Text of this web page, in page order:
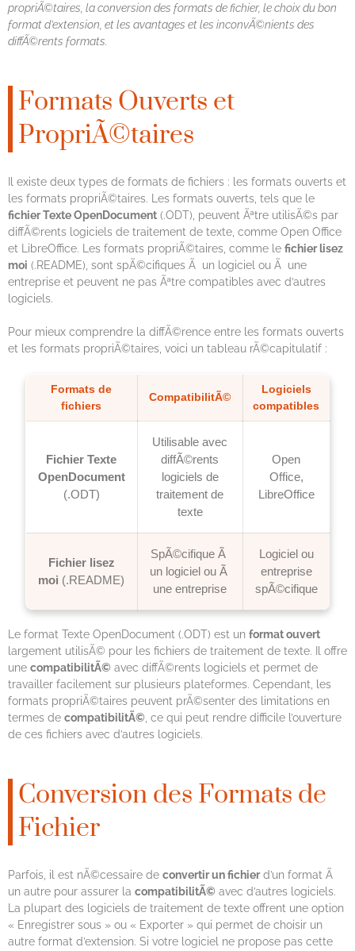
propriÃ©taires, la conversion des formats de fichier, le choix du bon
format d’extension, et les avantages et les inconvÃ©nients des
diffÃ©rents formats.
Formats Ouverts et
PropriÃ©taires
Il existe deux types de formats de fichiers : les formats ouverts et
les formats propriÃ©taires. Les formats ouverts, tels que le
fichier Texte OpenDocument (.ODT), peuvent Ãªtre utilisÃ©s par
diffÃ©rents logiciels de traitement de texte, comme Open Office
et LibreOffice. Les formats propriÃ©taires, comme le fichier lisez
moi (.README), sont spÃ©cifiques Ã un logiciel ou Ã une
entreprise et peuvent ne pas Ãªtre compatibles avec d’autres
logiciels.
Pour mieux comprendre la diffÃ©rence entre les formats ouverts
et les formats propriÃ©taires, voici un tableau rÃ©capitulatif :
Formats de
fichiers
CompatibilitÃ©
Logiciels
compatibles
Fichier Texte
OpenDocument
(.ODT)
Utilisable avec
diffÃ©rents
logiciels de
traitement de
texte
Open
Office,
LibreOffice
Fichier lisez
moi (.README)
SpÃ©cifique Ã
un logiciel ou Ã
une entreprise
Logiciel ou
entreprise
spÃ©cifique
Le format Texte OpenDocument (.ODT) est un format ouvert
largement utilisÃ© pour les fichiers de traitement de texte. Il offre
une compatibilitÃ© avec diffÃ©rents logiciels et permet de
travailler facilement sur plusieurs plateformes. Cependant, les
formats propriÃ©taires peuvent prÃ©senter des limitations en
termes de compatibilitÃ© , ce qui peut rendre difficile l’ouverture
de ces fichiers avec d’autres logiciels.
Conversion des Formats de
Fichier
Parfois, il est nÃ©cessaire de convertir un fichierd’un format Ã
un autre pour assurer la compatibilitÃ© avec d’autres logiciels.
La plupart des logiciels de traitement de texte offrent une option
« Enregistrer sous » ou « Exporter » qui permet de choisir un
autre format d’extension. Si votre logiciel ne propose pas cette